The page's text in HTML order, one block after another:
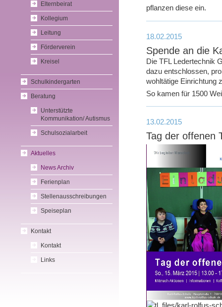
Elternbeirat
Kollegium
Leitung
Förderverein
Kreisel
Schulkindergarten
Beratung
Unterstützte
Kommunikation/ Autismus
Schulsozialarbeit
Aktuelles
News Archiv
Ferienplan
Stellenausschreibungen
Speiseplan
Kontakt
Kontakt
Links
pflanzen diese ein.
18.02.2015
Spende an die
Die TFL Ledertechnik
dazu entschlossen,
wohltätige Einrichtung
So kamen für 1500
13.02.2015
Tag der offenen